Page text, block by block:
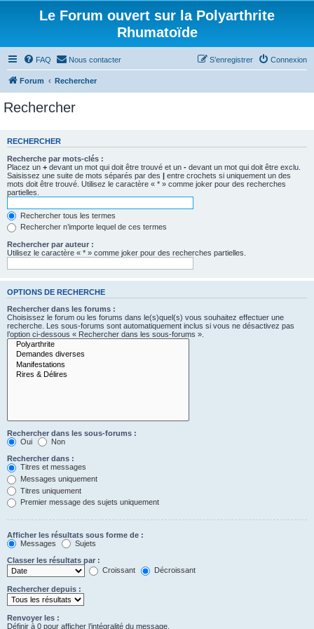
Le Forum ouvert sur la Polyarthrite
Rhumatoïde
FAQ Nous contacter Connexion
S’enregistrer
Forum Rechercher
Rechercher
RECHERCHER
Recherche par mots-clés :
Placez un + devant un mot qui doit être trouvé et un - devant un mot qui doit être exclu.
Saisissez une suite de mots séparés par des | entre crochets si uniquement un des
mots doit être trouvé. Utilisez le caractère « * » comme joker pour des recherches
partielles.
Rechercher tous les termes
Rechercher n’importe lequel de ces termes
Rechercher par auteur :
Utilisez le caractère « * » comme joker pour des recherches partielles.
OPTIONS DE RECHERCHE
Rechercher dans les forums :
Choisissez le forum ou les forums dans le(s)quel(s) vous souhaitez effectuer une
recherche. Les sous-forums sont automatiquement inclus si vous ne désactivez pas
l’option ci-dessous « Rechercher dans les sous-forums ».
Rechercher dans les sous-forums :
Oui
Non
Rechercher dans :
Titres et messages
Messages uniquement
Titres uniquement
Premier message des sujets uniquement
Afficher les résultats sous forme de :
Messages
Sujets
Classer les résultats par :
Croissant
Décroissant
Rechercher depuis :
Renvoyer les :
Définir à 0 pour afficher l’intégralité du message.